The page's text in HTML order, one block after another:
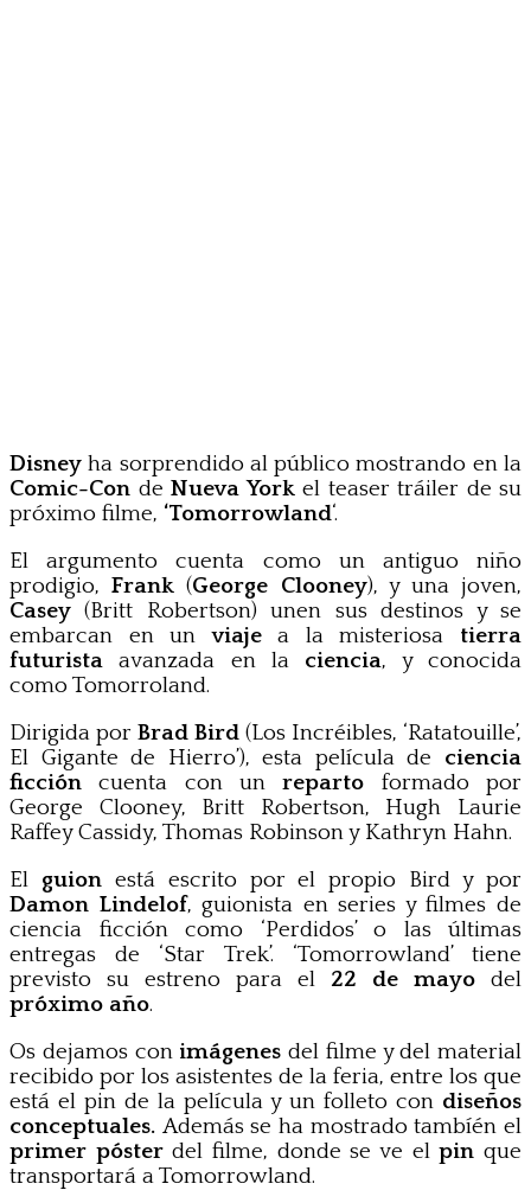
Disney ha sorprendido al público mostrando en la
Comic-Con de Nueva Yorkel teaser tráiler de su
próximo filme, ‘Tomorrowland‘.
El argumento cuenta como un antiguo niño
prodigio,Frank (George Clooney), y una joven,
Casey (Britt Robertson) unen sus destinos y se
embarcan en unviajea la misteriosa tierra
futurista avanzada en la ciencia, yconocida
como Tomorroland.
Dirigida por Brad Bird (Los Incréibles, ‘Ratatouille’,
El Gigante de Hierro’), esta película de ciencia
ficción cuenta con unreparto formado por
George Clooney, Britt Robertson, Hugh Laurie
Raffey Cassidy, Thomas Robinson y Kathryn Hahn.
El guionestá escrito por el propio Bird y por
Damon Lindelof, guionista en series y filmes de
ciencia ficción como ‘Perdidos’ o las últimas
entregas de ‘Star Trek’. ‘Tomorrowland’ tiene
previsto su estreno para el 22 de mayo del
próximo año.
Os dejamos con imágenes del filme y del material
recibido por los asistentes de la feria, entre los que
está el pin de la película y un folleto con diseños
conceptuales. Además se ha mostrado tambíén el
primer pósterdel filme, donde se ve elpin que
transportará a Tomorrowland.